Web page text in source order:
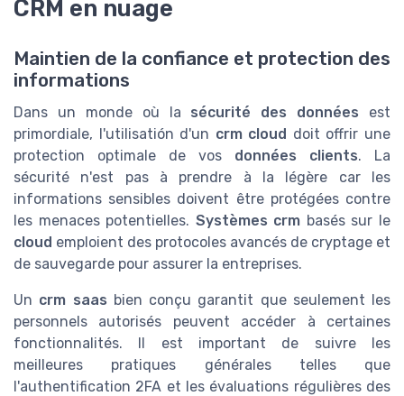
CRM en nuage
Maintien de la confiance et protection des
informations
Dans un monde où la sécurité des données est
primordiale, l'utilisatión d'un crm cloud doit offrir une
protection optimale de vos données clients. La
sécurité n'est pas à prendre à la légère car les
informations sensibles doivent être protégées contre
les menaces potentielles. Systèmes crm basés sur le
cloud emploient des protocoles avancés de cryptage et
de sauvegarde pour assurer la entreprises.
Un crm saas bien conçu garantit que seulement les
personnels autorisés peuvent accéder à certaines
fonctionnalités. Il est important de suivre les
meilleures pratiques générales telles que
l'authentification 2FA et les évaluations régulières des